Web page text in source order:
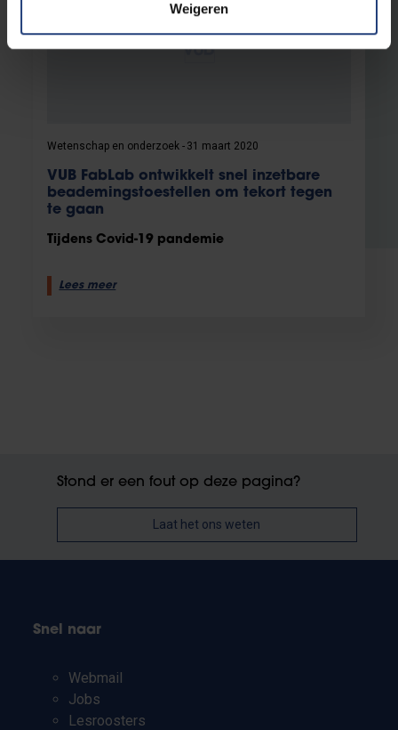
Weigeren
Wetenschap en onderzoek 31 maart 2020
VUB FabLab ontwikkelt snel inzetbare
beademingstoestellen om tekort tegen
te gaan
Tijdens Covid-19 pandemie
Lees meer
Stond er een fout op deze pagina?
Laat het ons weten
Snel naar
Webmail
Jobs
Lesroosters